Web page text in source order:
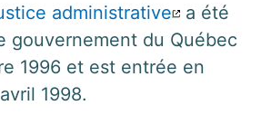
administrative
a été
gouvernement du Québec
1996 et est entrée en
avril 1998.